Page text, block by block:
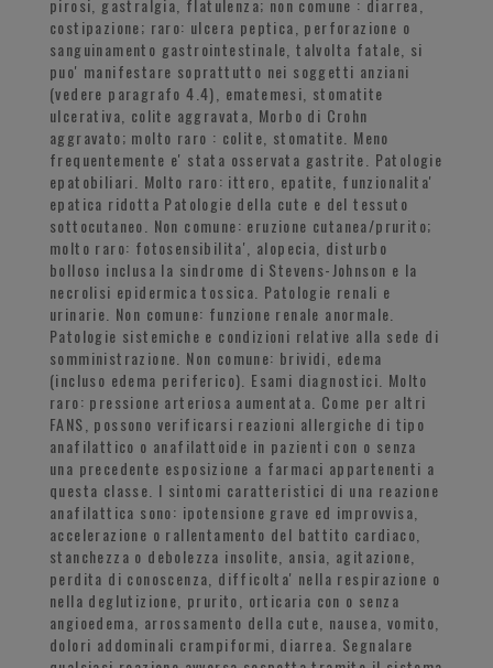
pirosi, gastralgia, flatulenza; non comune : diarrea,
costipazione; raro: ulcera peptica, perforazione o
sanguinamento gastrointestinale, talvolta fatale, si
puo' manifestare soprattutto nei soggetti anziani
(vedere paragrafo 4.4), ematemesi, stomatite
ulcerativa, colite aggravata, Morbo di Crohn
aggravato; molto raro : colite, stomatite. Meno
frequentemente e' stata osservata gastrite. Patologie
epatobiliari. Molto raro: ittero, epatite, funzionalita'
epatica ridotta Patologie della cute e del tessuto
sottocutaneo. Non comune: eruzione cutanea/prurito;
molto raro: fotosensibilita', alopecia, disturbo
bolloso inclusa la sindrome di Stevens-Johnson e la
necrolisi epidermica tossica. Patologie renali e
urinarie. Non comune: funzione renale anormale.
Patologie sistemiche e condizioni relative alla sede di
somministrazione. Non comune: brividi, edema
(incluso edema periferico). Esami diagnostici. Molto
raro: pressione arteriosa aumentata. Come per altri
FANS, possono verificarsi reazioni allergiche di tipo
anafilattico o anafilattoide in pazienti con o senza
una precedente esposizione a farmaci appartenenti a
questa classe. I sintomi caratteristici di una reazione
anafilattica sono: ipotensione grave ed improvvisa,
accelerazione o rallentamento del battito cardiaco,
stanchezza o debolezza insolite, ansia, agitazione,
perdita di conoscenza, difficolta' nella respirazione o
nella deglutizione, prurito, orticaria con o senza
angioedema, arrossamento della cute, nausea, vomito,
dolori addominali crampiformi, diarrea. Segnalare